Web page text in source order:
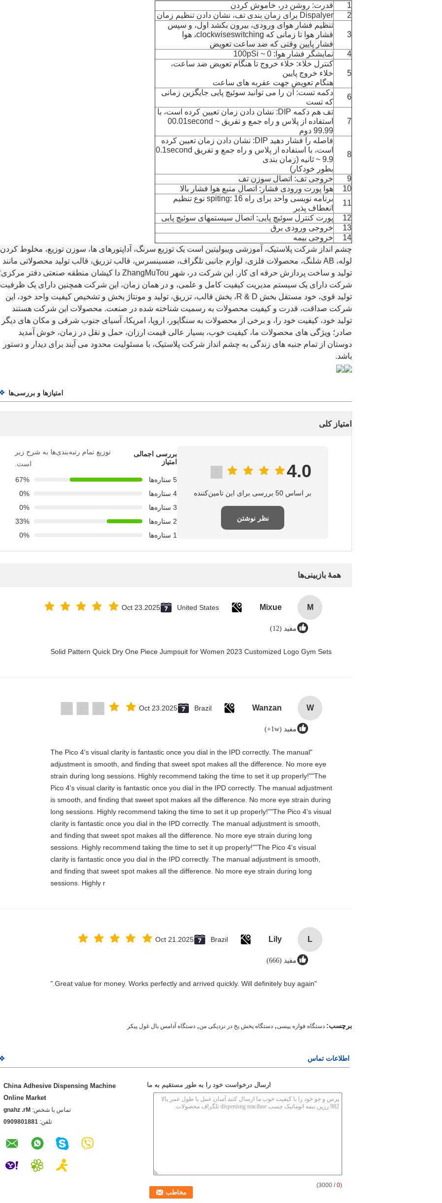
1
قدرت: روشن در، خاموش کردن
2
Dispalyer برای زمان بندی تف، نشان دادن تنظیم زمان
3
تنظیم فشار هوای ورودی، بیرون بکشد اول، و سپس
فشار هوا تا زمانی که clockwiseswitching، هوا
فشار پایین وقتی که ضد ساعت تعویض
4
نمایشگر فشار هوا: 0 ~ 100pSi
5
کنترل خلاء: خلاء خروج تا هنگام تعویض ضد ساعت،
خلاء خروج پایین
هنگام تعویض جهت عقربه های ساعت
6
دکمه تست: آن را می توانید سوئیچ پایی جایگزین زمانی
که تست
7
تف هم دکمه DIP: نشان دادن زمان تعیین کرده است، با
استفاده از پلاس و راه جمع و تفریق 00.01second ~
99.99 دوم
8
فاصله را فشار دهید DIP: نشان دادن زمان تعیین کرده
است، با استفاده از پلاس و راه جمع و تفریق 0.1second
~ 9.9 ثانیه (زمان بندی
بطور خودکار)
9
خروجی تف: اتصال سوزن تف
10
هوا پورت ورودی فشار: اتصال منبع هوا فشار بالا
11
برنامه نویسی واحد برای راه spiting: 16 نوع تنظیم
انعطاف پذیر
12
پورت کنترل سوئیچ پایی: اتصال سیستمهای سوئیچ پایی
13
خروجی ورودی برق
14
خروجی بیمه
چشم انداز شرکت پلاستیک، آموزشی ویبولیتین است یک توزیع سرنگ، آداپتورهای ها، سوزن توزیع، مخلوط کردن
لوله، AB شلنگ، محصولات فلزی، لوازم جانبی تلگراف، ضسبنسرس، قالب تزریق، قالب تولید محصولاتی مانند
تولید و ساخت پردازش حرفه ای کار. این شرکت در، شهر ZhangMuTou دا کیشان منطقه صنعتی دفتر مرکزی؛
شرکت دارای یک سیستم مدیریت کیفیت کامل و علمی، و در همان زمان، این شرکت همچنین دارای یک ظرفیت
تولید قوی، خود مستقل بخش R & D، بخش قالب، تزریق، تولید و مونتاژ بخش و تشخیص کیفیت واحد خود، این
شرکت صداقت، قدرت و کیفیت محصولات به رسمیت شناخته شده در صنعت. محصولات این شرکت هستند
تولید خود، کیفیت خود را، و برخی از محصولات به سنگاپور، اروپا، امریکا، آسیای جنوب شرقی و مکان های دیگر
صادر؛ ویژگی های محصولات ما، کیفیت خوب، بسیار عالی قیمت ارزان، حمل و نقل در زمان، خوش آمدید
دوستان از تمام جنبه های زندگی به چشم انداز شرکت پلاستیک، با مسئولیت محدود می آیند برای دیدار و دستور
باشد.
امتیازها و بررسی‌ها
امتیاز کلی
4.0
بر اساس 50 بررسی برای این تامین‌کننده
نظر نوشتن
بررسی اجمالی
امتیاز
توزیع تمام رتبه‌بندی‌ها به شرح زیر
است.
5 ستاره‌ها
67%
4 ستاره‌ها
0%
3 ستاره‌ها
0%
2 ستاره‌ها
33%
1 ستاره‌ها
0%
همهٔ بازبینی‌ها
M
Mixue
United States
Oct 23.2025
مفید (12)
Solid Pattern Quick Dry One Piece Jumpsuit for Women 2023 Customized Logo Gym Sets
W
Wanzan
Brazil
Oct 23.2025
مفید (1w+)
"The Pico 4's visual clarity is fantastic once you dial in the IPD correctly. The manual
adjustment is smooth, and finding that sweet spot makes all the difference. No more eye
strain during long sessions. Highly recommend taking the time to set it up properly!""The
Pico 4's visual clarity is fantastic once you dial in the IPD correctly. The manual adjustment
is smooth, and finding that sweet spot makes all the difference. No more eye strain during
long sessions. Highly recommend taking the time to set it up properly!""The Pico 4's visual
clarity is fantastic once you dial in the IPD correctly. The manual adjustment is smooth,
and finding that sweet spot makes all the difference. No more eye strain during long
sessions. Highly recommend taking the time to set it up properly!""The Pico 4's visual
clarity is fantastic once you dial in the IPD correctly. The manual adjustment is smooth,
and finding that sweet spot makes all the difference. No more eye strain during long
sessions. Highly r
L
Lily
Brazil
Oct 21.2025
مفید (666)
"Great value for money. Works perfectly and arrived quickly. Will definitely buy again."
برچسب: دستگاه فواره پپسی, دستگاه پخش یخ در نزدیکی من, دستگاه آدامس بال غول پیکر
اطلاعات تماس
China Adhesive Dispensing Machine
Online Market
تماس با شخص: Mr. zhang
تلفن: 1881089090
ارسال درخواست خود را به طور مستقیم به ما
(
0
/ 3000)